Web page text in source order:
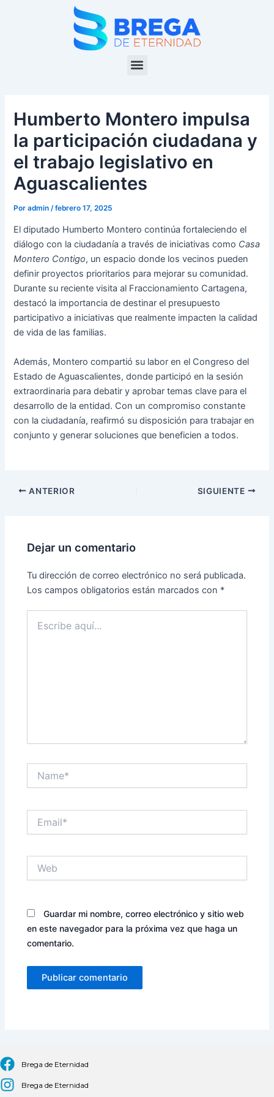
Menu
Humberto Montero impulsa
la participación ciudadana y
el trabajo legislativo en
Aguascalientes
Poradmin /febrero 17, 2025
El diputado Humberto Montero continúa fortaleciendo el
diálogo con la ciudadanía a través de iniciativas como Casa
Montero Contigo, un espacio donde los vecinos pueden
definir proyectos prioritarios para mejorar su comunidad.
Durante su reciente visita al Fraccionamiento Cartagena,
destacó la importancia de destinar el presupuesto
participativo a iniciativas que realmente impacten la calidad
de vida de las familias.
Además, Montero compartió su labor en el Congreso del
Estado de Aguascalientes, donde participó en la sesión
extraordinaria para debatir y aprobar temas clave para el
desarrollo de la entidad. Con un compromiso constante
con la ciudadanía, reafirmó su disposición para trabajar en
conjunto y generar soluciones que beneficien a todos.
ANTERIOR SIGUIENTE
Dejar un comentario
Tu dirección de correo electrónico no será publicada.
Los campos obligatorios están marcados con *
aquí...
Guardar mi nombre, correo electrónico y sitio web
en este navegador para la próxima vez que haga un
comentario.
Brega de Eternidad
Brega de Eternidad